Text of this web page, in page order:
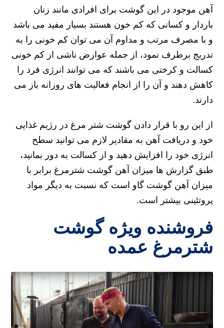
آهن موجود در این گوشت برای افرادی مانند زنان
باردار و کسانی که کم خون هستند بسیار مفید می باشد
و با مصرف مرتب و مداوم آن می توان کم خونی را به
تدریج برطرف نمود، از جمله عوارض ناشی از کم خونی
کسالت و کرختی می باشند که می‌ توانند انرژی فرد را
کاهش دهند و آن را از انجام فعالیت های روزانه باز می
دارند.
از این رو با قرار دادن گوشت شتر مرغ در رژیم غذایی
خود و دریافت آهن به مقادیر لازم می توانید سطح
انرژی خود را افزایش دهید و از کسالت به دور بمانید،
طبق گزارش‌ ها میزان آهن گوشت شترمرغ برابر با
میزان آهن گوشت گاو است که نسبت به دیگر مواد
پروتئینی بیشتر است.
فروشنده ویژه گوشت
شترمرغ عمده